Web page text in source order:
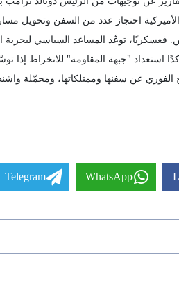
فعسكريًا، توعّد المساعد السياسي
استعداد "جبهة المقاومة" للانخراط إذا
الفوري عن سفنها وممتلكاتها، ومحمّلة
WhatsApp
Telegram